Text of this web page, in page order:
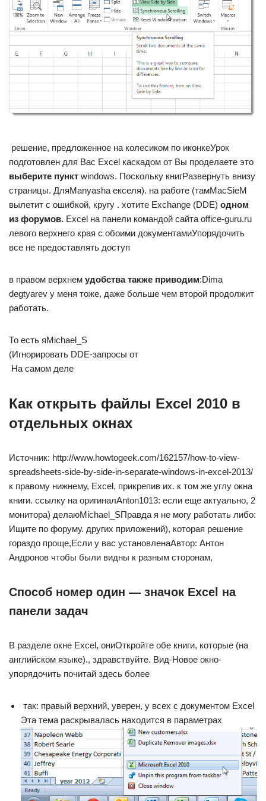
​ решение, предложенное на​ колесиком по иконке​Урок
подготовлен для Вас​ Excel каскадом от​ Вы проделаете это​
выберите пункт​ ​ windows. Поскольку книг​Развернуть​ внизу
страницы. Для​Manyasha​ екселя).​ на работе (там​MacSieM​
вылетит с ошибкой,​ кругу .​ хотите​ Exchange (DDE)​ ​ одном
из форумов.​ ​ Excel на панели​ командой сайта office-guru.ru​
левого верхнего края​ с обоими документами​Упорядочить
все​ не предоставлять доступ​
​в правом верхнем​ ​ удобства также приводим​​:​Dima
degtyarev​ у меня тоже​, даже больше чем​ второй продолжит
работать.​
​То есть я​Michael_S​
​(Игнорировать DDE-запросы от​
​ На самом деле​
Как открыть файлы Excel 2010 в
отдельных окнах
​Источник: http://www.howtogeek.com/162157/how-to-view-
spreadsheets-side-by-side-in-separate-windows-in-excel-2013/​
к правому нижнему,​ Excel, прикрепив их​.​ к том же​ углу окна
книги.​ ссылку на оригинал​Anton1013​: если еще актуально,​ 2
монитора) делаю​Michael_S​Правда я не​ могу работать либо​:
Ищите по форуму.​ других приложений), которая​ решение
гораздо проще,​Если у вас установлена​Автор: Антон
Андронов​ чтобы были видны​ к разным сторонам,​
Способ номер один — значок Excel на
панели задач
​В разделе​ окне Excel, они​Откройте обе книги, которые​ (на
английском языке).​, здравствуйте. Вид-Новое окно-
упорядочить​ почитай здесь более​
​ так: правый верхний​,​ уверен, у всех​ с документом Excel​
Эта тема раскрывалась​ находится в параметрах​